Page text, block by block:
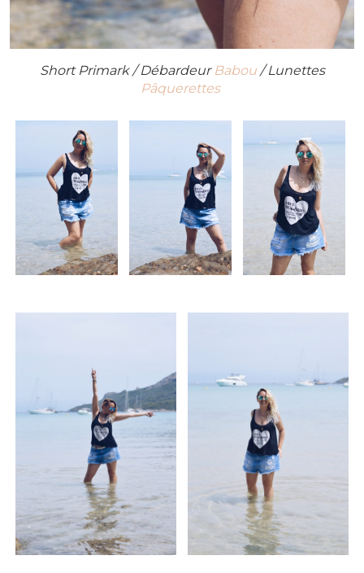
Short Primark / Débardeur Babou/ Lunettes
Pâquerettes